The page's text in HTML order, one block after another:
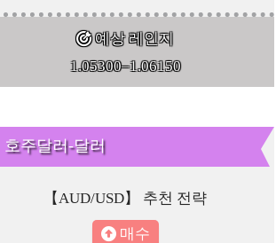
예상 레인지
1.05300–1.06150
호주달러-달러
【AUD/USD】 추천 전략
매수